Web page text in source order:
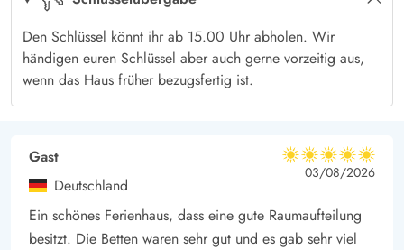
Den Schlüssel könnt ihr ab 15.00 Uhr abholen. Wir
händigen euren Schlüssel aber auch gerne vorzeitig aus,
wenn das Haus früher bezugsfertig ist.
Gast
Deutschland
5 von 5
5 von 5
5 out of 5
03/08/2026
Ein schönes Ferienhaus, dass eine gute Raumaufteilung
besitzt. Die Betten waren sehr gut und es gab sehr viel